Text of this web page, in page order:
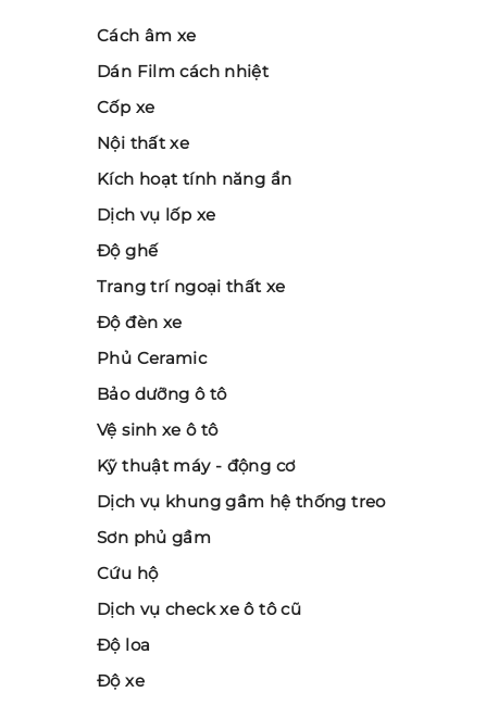
Cách âm xe
Dán Film cách nhiệt
Cốp xe
Nội thất xe
Kích hoạt tính năng ẩn
Dịch vụ lốp xe
Độ ghế
Trang trí ngoại thất xe
Độ đèn xe
Phủ Ceramic
Bảo dưỡng ô tô
Vệ sinh xe ô tô
Kỹ thuật máy - động cơ
Dịch vụ khung gầm hệ thống treo
Sơn phủ gầm
Cứu hộ
Dịch vụ check xe ô tô cũ
Độ loa
Độ xe